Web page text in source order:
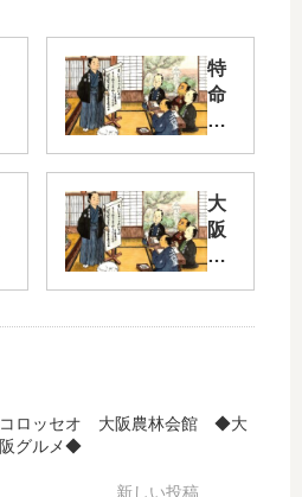
特
命
指
キ
ュ
ー
ピ
ト
！
大
阪
弁
ズ
コロッセオ 大阪農林会館 ◆大
阪グルメ◆